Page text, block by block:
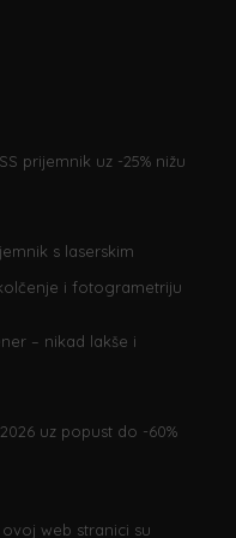
prijemnik uz -25% nižu
s laserskim
i fotogrametriju
– nikad lakše i
2026 uz popust do -60%
web stranici su